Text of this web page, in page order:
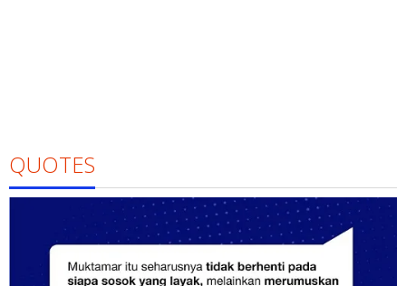
QUOTES